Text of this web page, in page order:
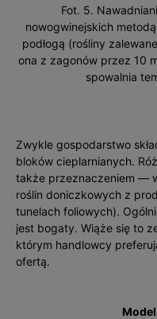
Fot. 5.
nowogwinejskich
podłogą (rośliny
ona z zagonów przez 10
spowalnia
Zwykle gospodarstwo
bloków cieplarnianych.
także przeznaczeniem —
roślin doniczkowych z
tunelach foliowych).
jest bogaty. Wiąże się to
którym handlowcy
ofertą.